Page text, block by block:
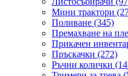
Мини трактори
Поливане (345)
Премахване на
Прикачен
Пръскачки (272)
Ръчни колички